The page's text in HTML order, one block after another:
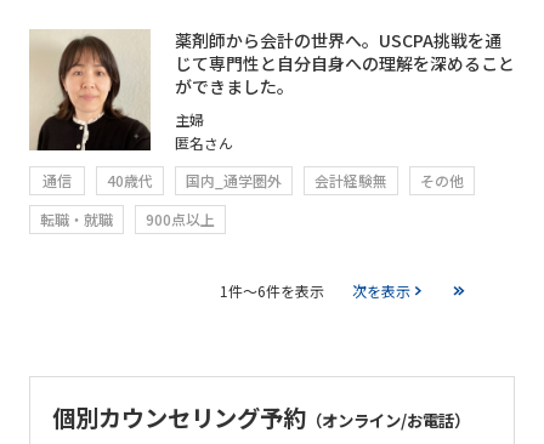
薬剤師から会計の世界へ。USCPA挑戦を通
じて専門性と自分自身への理解を深めること
ができました。
主婦
匿名さん
通信
40歳代 国内_通学圏外 会計経験無
その他
転職・就職
900点以上
1件～6件を表示 次を表示
個別カウンセリング予約（オンライン/お電話）